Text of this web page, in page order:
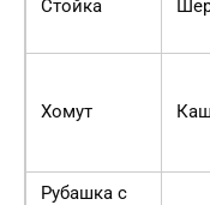
Стойка
Хомут
Рубашка с